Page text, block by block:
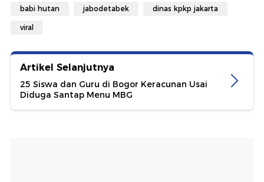
babi hutan jabodetabek dinas kpkp jakarta
viral
Artikel Selanjutnya
25 Siswa dan Guru di Bogor Keracunan Usai
Diduga Santap Menu MBG